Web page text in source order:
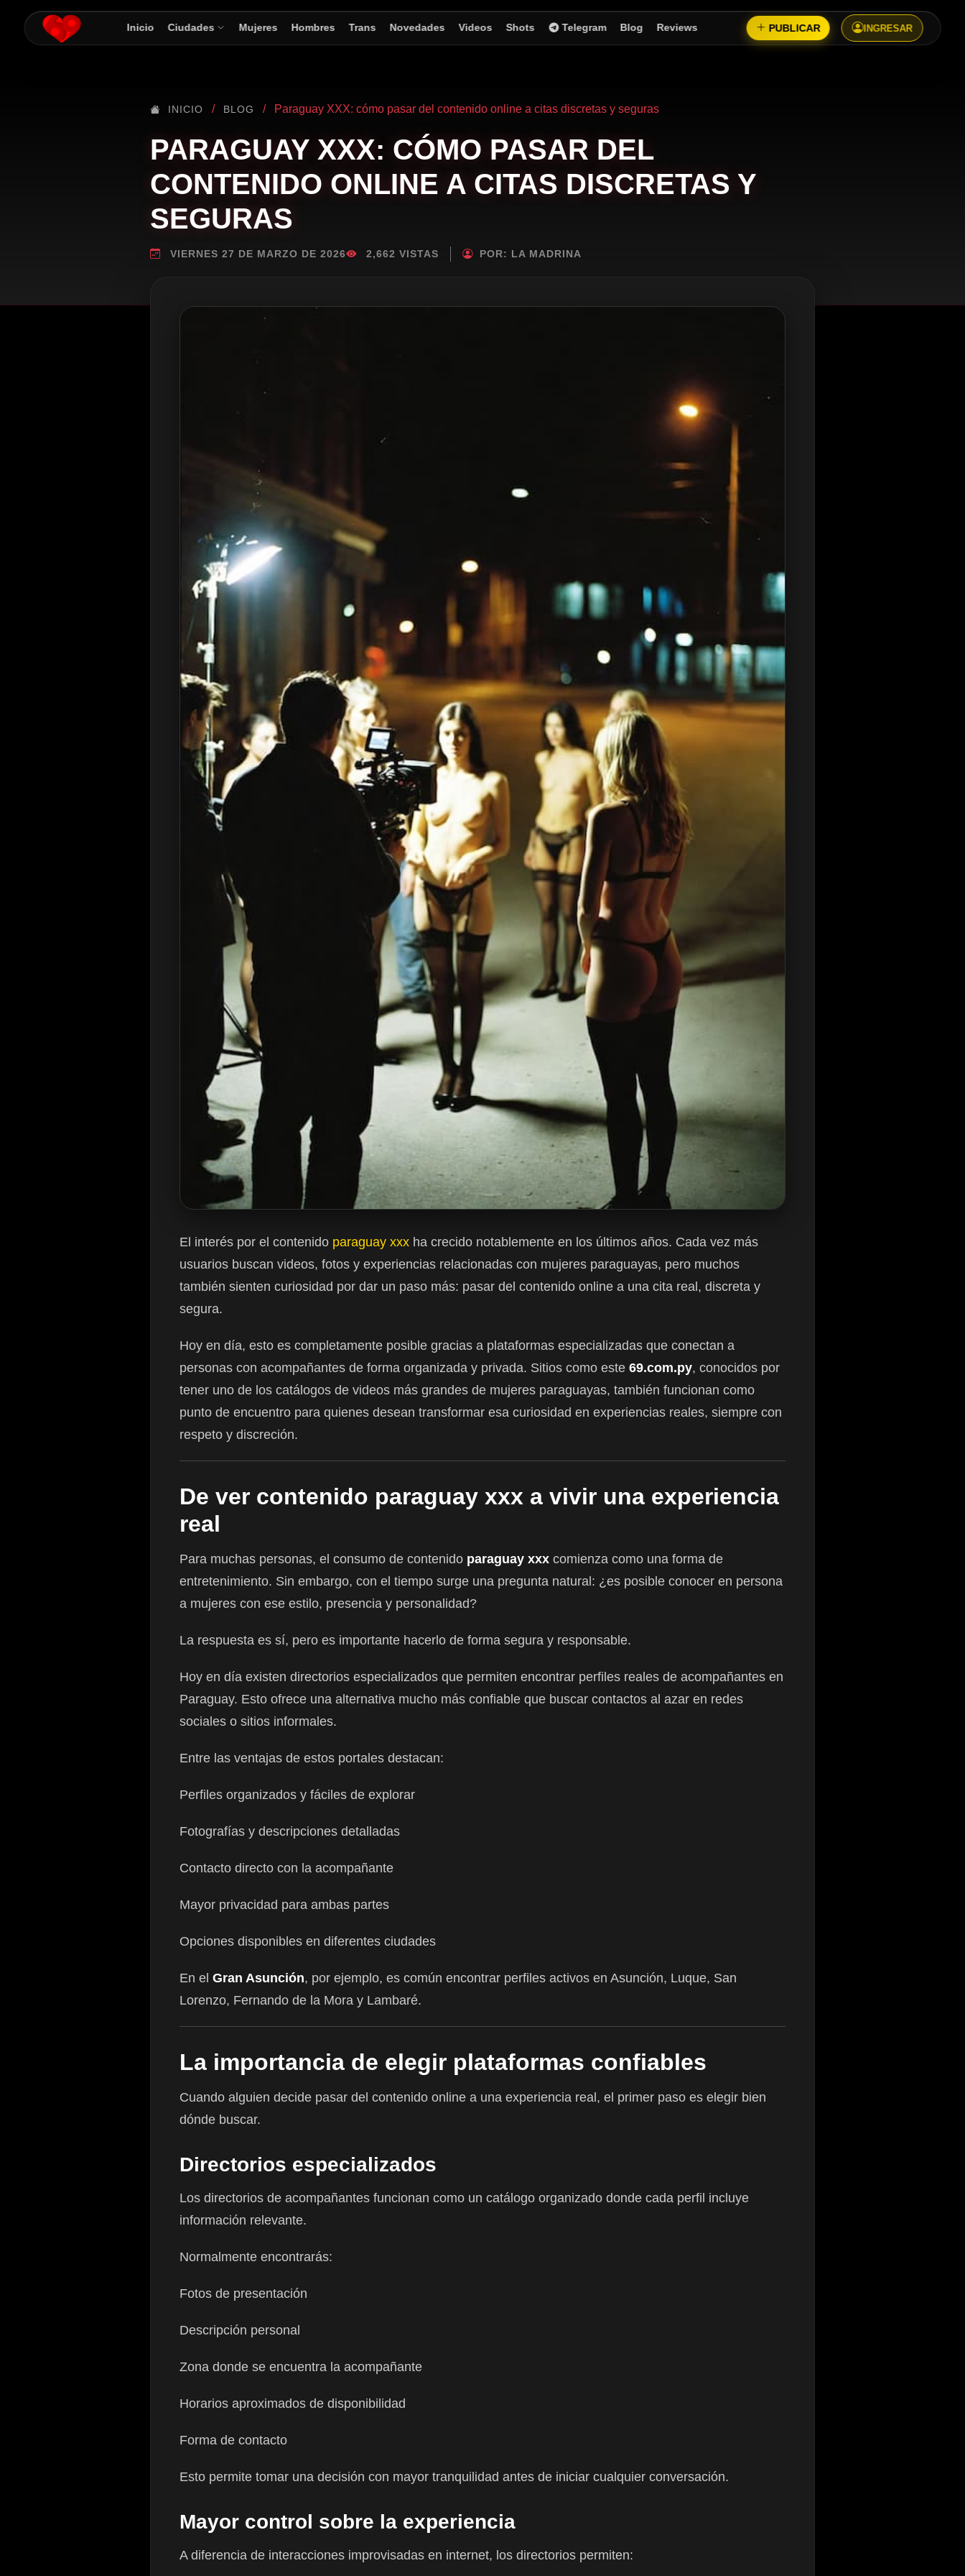
Inicio Ciudades Mujeres Hombres Trans Novedades Videos Shots Telegram Blog Reviews PUBLICAR INGRESAR
INICIO / BLOG / Paraguay XXX: cómo pasar del contenido online a citas discretas y seguras
PARAGUAY XXX: CÓMO PASAR DEL
CONTENIDO ONLINE A CITAS DISCRETAS Y
SEGURAS
VIERNES 27 DE MARZO DE 2026 2,662 VISTAS POR: LA MADRINA
El interés por el contenido paraguay xxx ha crecido notablemente en los últimos años. Cada vez más
usuarios buscan videos, fotos y experiencias relacionadas con mujeres paraguayas, pero muchos
también sienten curiosidad por dar un paso más: pasar del contenido online a una cita real, discreta y
segura.
Hoy en día, esto es completamente posible gracias a plataformas especializadas que conectan a
personas con acompañantes de forma organizada y privada. Sitios como este 69.com.py, conocidos por
tener uno de los catálogos de videos más grandes de mujeres paraguayas, también funcionan como
punto de encuentro para quienes desean transformar esa curiosidad en experiencias reales, siempre con
respeto y discreción.
De ver contenido paraguay xxx a vivir una experiencia
real
Para muchas personas, el consumo de contenido paraguay xxx comienza como una forma de
entretenimiento. Sin embargo, con el tiempo surge una pregunta natural: ¿es posible conocer en persona
a mujeres con ese estilo, presencia y personalidad?
La respuesta es sí, pero es importante hacerlo de forma segura y responsable.
Hoy en día existen directorios especializados que permiten encontrar perfiles reales de acompañantes en
Paraguay. Esto ofrece una alternativa mucho más confiable que buscar contactos al azar en redes
sociales o sitios informales.
Entre las ventajas de estos portales destacan:
Perfiles organizados y fáciles de explorar
Fotografías y descripciones detalladas
Contacto directo con la acompañante
Mayor privacidad para ambas partes
Opciones disponibles en diferentes ciudades
En el Gran Asunción, por ejemplo, es común encontrar perfiles activos en Asunción, Luque, San
Lorenzo, Fernando de la Mora y Lambaré.
La importancia de elegir plataformas confiables
Cuando alguien decide pasar del contenido online a una experiencia real, el primer paso es elegir bien
dónde buscar.
Directorios especializados
Los directorios de acompañantes funcionan como un catálogo organizado donde cada perfil incluye
información relevante.
Normalmente encontrarás:
Fotos de presentación
Descripción personal
Zona donde se encuentra la acompañante
Horarios aproximados de disponibilidad
Forma de contacto
Esto permite tomar una decisión con mayor tranquilidad antes de iniciar cualquier conversación.
Mayor control sobre la experiencia
A diferencia de interacciones improvisadas en internet, los directorios permiten: